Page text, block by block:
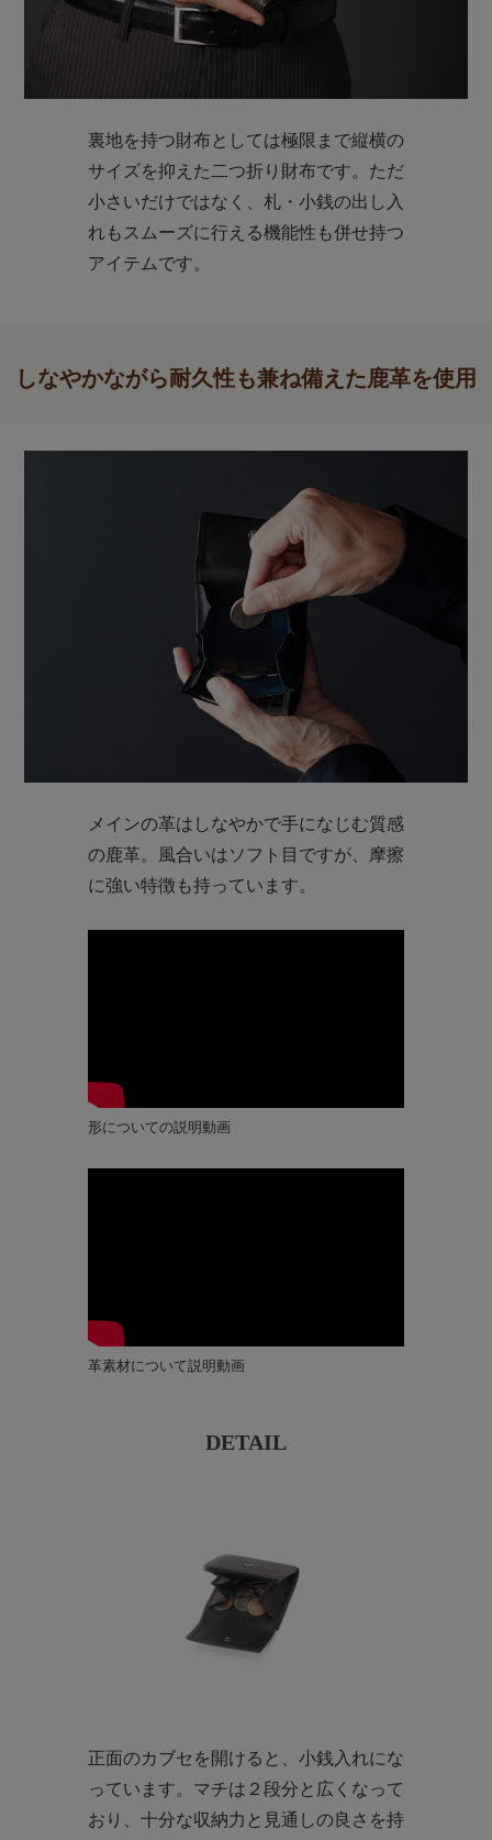
裏地を持つ財布としては極限まで縦横の
サイズを抑えた二つ折り財布です。ただ
小さいだけではなく、札・小銭の出し入
れもスムーズに行える機能性も併せ持つ
アイテムです。
しなやかながら耐久性も兼ね備えた鹿革を使用
メインの革はしなやかで手になじむ質感
の鹿革。風合いはソフト目ですが、摩擦
に強い特徴も持っています。
形についての説明動画
革素材について説明動画
DETAIL
正面のカブセを開けると、小銭入れにな
っています。マチは２段分と広くなって
おり、十分な収納力と見通しの良さを持